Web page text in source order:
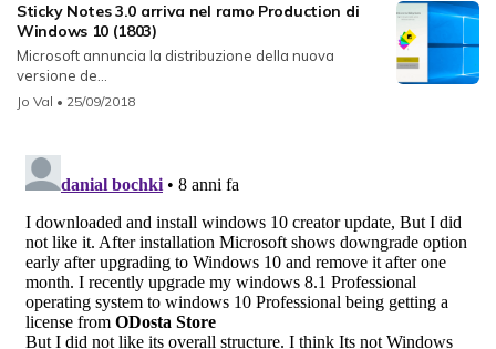
Sticky Notes 3.0 arriva nel ramo Production di
Windows 10 (1803)
Microsoft annuncia la distribuzione della nuova
versione de...
Jo Val • 25/09/2018